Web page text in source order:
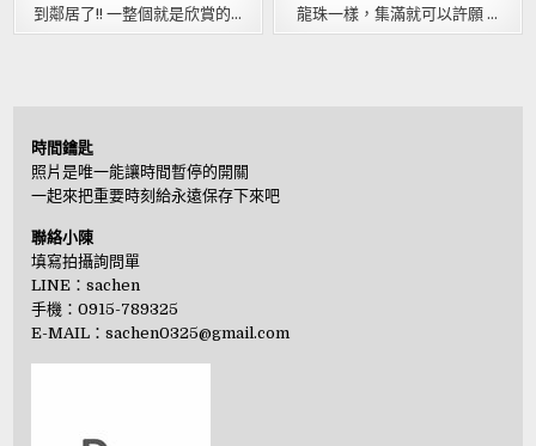
到鄰居了!! 一整個就是欣賞的…
龍珠一樣，集滿就可以許願 …
時間鑰匙
照片是唯一能讓時間暫停的開關
一起來把重要時刻給永遠保存下來吧
聯絡小陳
填寫拍攝詢問單
LINE：sachen
手機：0915-789325
E-MAIL：sachen0325@gmail.com